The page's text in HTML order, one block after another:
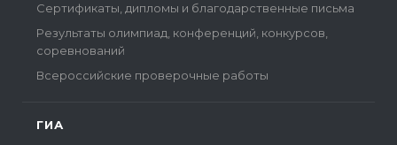
Сертификаты, дипломы и благодарственные письма
Результаты олимпиад, конференций, конкурсов,
соревнований
Всероссийские проверочные работы
ГИА